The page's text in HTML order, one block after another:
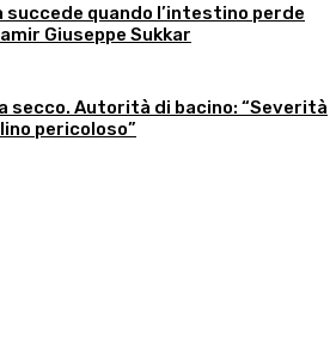
succede quando l’intestino perde
Giuseppe Sukkar
secco. Autorità di bacino: “Severità
pericoloso”